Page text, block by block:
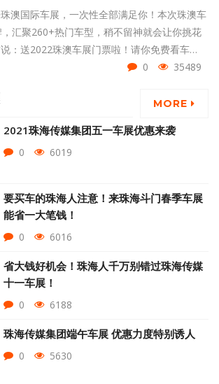
澳国际车展，一次性全部满足你！本次珠澳车
汇聚260+热门车型，稍不留神就会让你挑花
：送2022珠澳车展门票啦！请你免费看车
0 35489
MORE
2021珠海传媒集团五一车展优惠来袭
0 6019
要买车的珠海人注意！来珠海斗门春季车展
能省一大笔钱！
0 6016
省大钱好机会！珠海人千万别错过珠海传媒
十一车展！
0 6188
珠海传媒集团端午车展 优惠力度特别诱人
0 5630